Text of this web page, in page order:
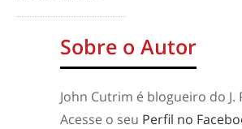
Sobre o Autor
John Cutrim é blogueiro do J.
Acesse o seu Perfil no